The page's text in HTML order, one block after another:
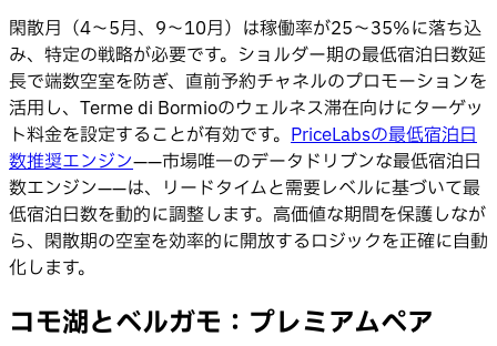
閑散月（4〜5月、9〜10月）は稼働率が25〜35%に落ち込
み、特定の戦略が必要です。ショルダー期の最低宿泊日数延
長で端数空室を防ぎ、直前予約チャネルのプロモーションを
活用し、Terme di Bormioのウェルネス滞在向けにターゲッ
ト料金を設定することが有効です。 PriceLabsの最低宿泊日
数推奨エンジン——市場唯一のデータドリブンな最低宿泊日
数エンジン——は、リードタイムと需要レベルに基づいて最
低宿泊日数を動的に調整します。高価値な期間を保護しなが
ら、閑散期の空室を効率的に開放するロジックを正確に自動
化します。
コモ湖とベルガモ：プレミアムペア